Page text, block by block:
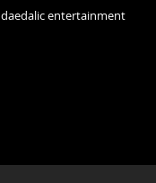
daedalic entertainment